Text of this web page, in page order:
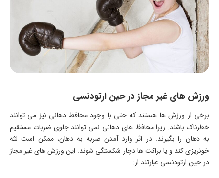
ورزش های غیر مجاز در حین ارتودنسی
برخی از ورزش ها هستند که حتی با وجود محافظ دهانی نیز می توانند
خطرناک باشند. زیرا محافظ های دهانی نمی توانند جلوی ضربات مستقیم
به دهان را بگیرند. در اثر وارد آمدن ضربه به دهان، ممکن است لثه
خونریزی کند و یا براکت ها دچار شکستگی شوند. این ورزش های غیر مجاز
در حین ارتودنسی عبارتند از: